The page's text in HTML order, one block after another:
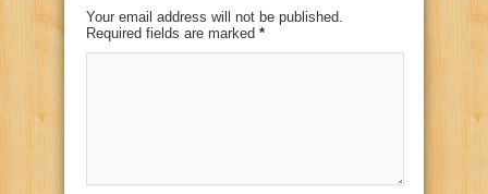
Your email address will not be published.
Required fields are marked *